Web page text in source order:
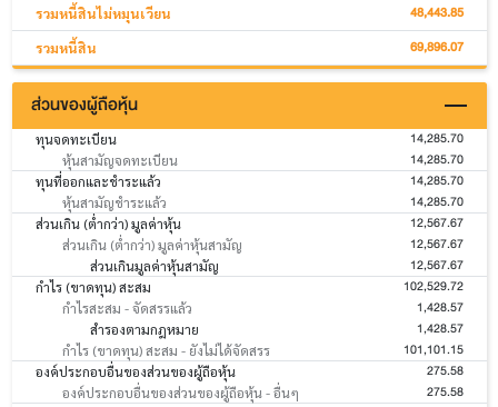
รวมหนี้สินไม่หมุนเวียน 48,443.85
รวมหนี้สิน 69,896.07
ส่วนของผู้ถือหุ้น
ทุนจดทะเบียน 14,285.70
หุ้นสามัญจดทะเบียน 14,285.70
ทุนที่ออกและชำระแล้ว 14,285.70
หุ้นสามัญชำระแล้ว 14,285.70
ส่วนเกิน (ต่ำกว่า) มูลค่าหุ้น 12,567.67
ส่วนเกิน (ต่ำกว่า) มูลค่าหุ้นสามัญ 12,567.67
ส่วนเกินมูลค่าหุ้นสามัญ 12,567.67
กำไร (ขาดทุน) สะสม 102,529.72
กำไรสะสม - จัดสรรแล้ว 1,428.57
สำรองตามกฎหมาย 1,428.57
กำไร (ขาดทุน) สะสม - ยังไม่ได้จัดสรร 101,101.15
องค์ประกอบอื่นของส่วนของผู้ถือหุ้น 275.58
องค์ประกอบอื่นของส่วนของผู้ถือหุ้น - อื่นๆ 275.58